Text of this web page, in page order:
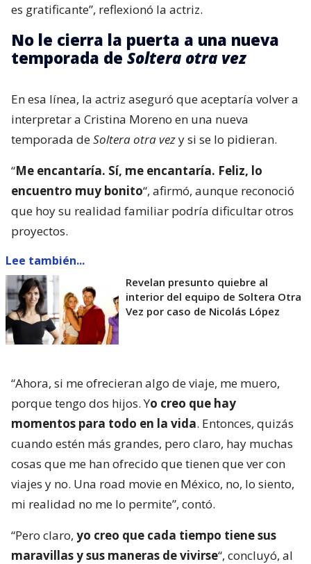
es gratificante”, reflexionó la actriz.
No le cierra la puerta a una nueva
temporada de Soltera otra vez
En esa línea, la actriz aseguró que aceptaría volver a
interpretar a Cristina Moreno en una nueva
temporada deSoltera otra vezy si se lo pidieran.
“Me encantaría. Sí, me encantaría. Feliz, lo
encuentro muy bonito“, afirmó, aunque reconoció
que hoy su realidad familiar podría dificultar otros
proyectos.
Lee también...
Revelan presunto quiebre al
interior del equipo de Soltera Otra
Vez por caso de Nicolás López
“Ahora, si me ofrecieran algo de viaje, me muero,
porque tengo dos hijos. Yo creo que hay
momentos para todo en la vida. Entonces, quizás
cuando estén más grandes, pero claro, hay muchas
cosas que me han ofrecido que tienen que ver con
viajes y no. Una road movie en México, no, lo siento,
mi realidad no me lo permite”, contó.
“Pero claro, yo creo que cada tiempo tiene sus
maravillas y sus maneras de vivirse“, concluyó, al